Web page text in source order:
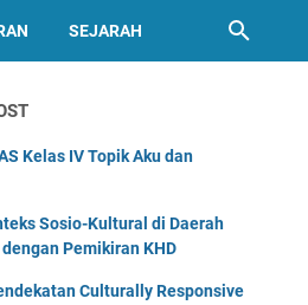
SEJARAH
Kelas IV Topik Aku dan
Sosio-Kultural di Daerah
Pemikiran KHD
Culturally Responsive